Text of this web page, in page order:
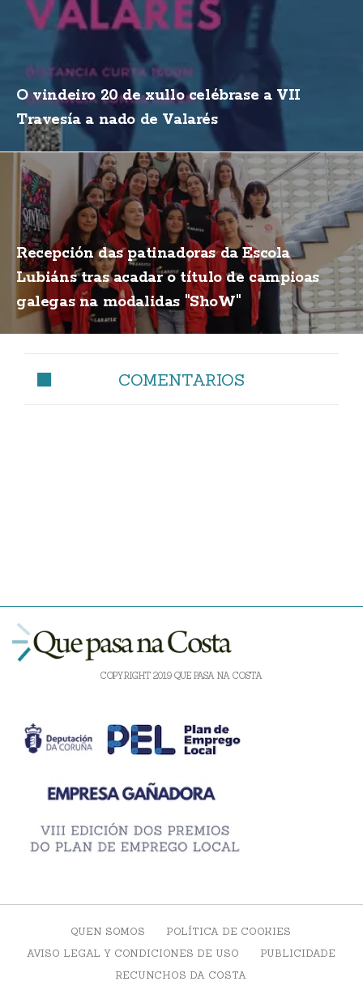
O vindeiro 20 de xullo celébrase a VII
Travesía a nado de Valarés
Recepción das patinadoras da Escola
Lubiáns tras acadar o título de campioas
galegas na modalidas "ShoW"
COMENTARIOS
COPYRIGHT 2019 QUE PASA NA COSTA
QUEN SOMOS
POLÍTICA DE COOKIES
AVISO LEGAL Y CONDICIONES DE USO
PUBLICIDADE
RECUNCHOS DA COSTA